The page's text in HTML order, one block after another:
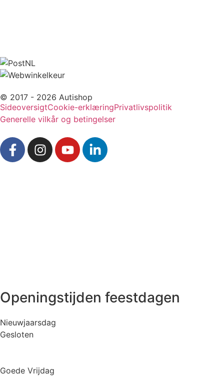
© 2017 - 2026 Autishop
SideoversigtCookie-erklæringPrivatlivspolitik
Generelle vilkår og betingelser
Openingstijden feestdagen
Nieuwjaarsdag
Gesloten
Goede Vrijdag